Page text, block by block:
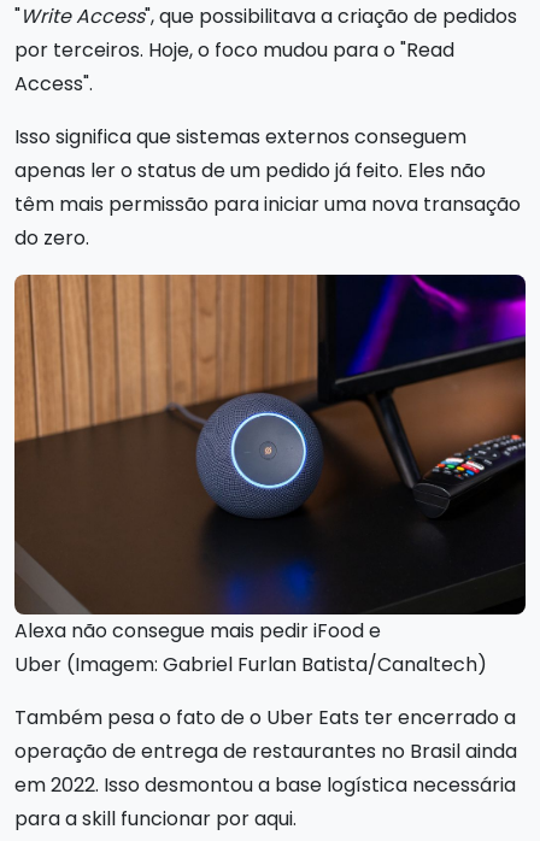
"Write Access", que possibilitava a criação de pedidos
por terceiros. Hoje, o foco mudou para o "Read
Access".
Isso significa que sistemas externos conseguem
apenas ler o status de um pedido já feito. Eles não
têm mais permissão para iniciar uma nova transação
do zero.
Alexa não consegue mais pedir iFood e
Uber (Imagem: Gabriel Furlan Batista/Canaltech)
Também pesa o fato de o Uber Eats ter encerrado a
operação de entrega de restaurantes no Brasil ainda
em 2022. Isso desmontou a base logística necessária
para a skill funcionar por aqui.